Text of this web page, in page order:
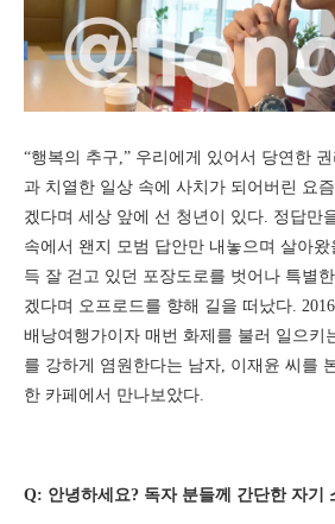
“행복의 추구,” 우리에게 있어서 당연한
과 치열한 일상 속에 사치가 되어버린 요
겠다며 세상 앞에 선 청년이 있다. 정답만
속에서 왠지 모범 답안만 내놓으며 살아
득 잘 걷고 있던 포장도로를 벗어나 특별
겠다며 오프로드를 향해 길을 떠났다.
배낭여행가이자 매번 화제를 불러 일으키
를 강하게 염원한다는 남자, 이재윤 씨를
한 카페에서 만나보았다.
Q: 안녕하세요? 독자 분들께 간단한 자기